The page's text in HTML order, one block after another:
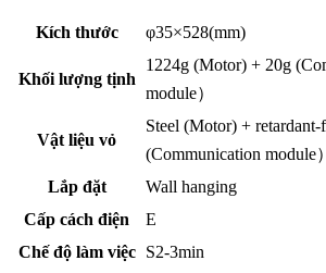
Kích thước φ35×528(mm)
Khối lượng tịnh
1224g (Motor) + 20g
module）
Vật liệu vỏ
Steel (Motor) + retardant-
(Communication module）
Lắp đặt
Wall hanging
Cấp cách điện
E
Chế độ làm việc
S2-3min